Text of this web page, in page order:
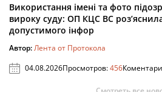
Використання імені та фото
вироку суду: ОП КЦС ВС
допустимого інфор
Автор:Лента от Протокола
04.08.2026Просмотров:456